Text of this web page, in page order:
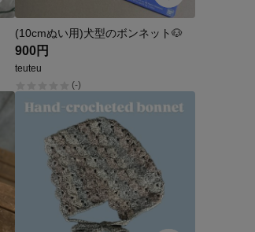
(10cmぬい用)犬型のボンネット🐶
900円
teuteu
(-)